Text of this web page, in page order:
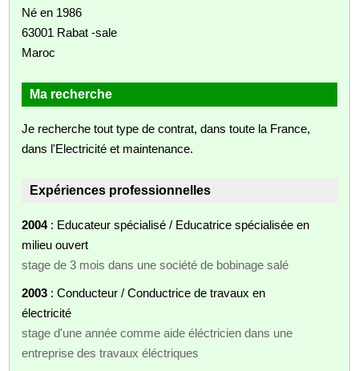
Né en 1986
63001 Rabat -sale
Maroc
Ma recherche
Je recherche tout type de contrat, dans toute la France,
dans l'Electricité et maintenance.
Expériences professionnelles
2004: Educateur spécialisé / Educatrice spécialisée en
milieu ouvert
stage de 3 mois dans une société de bobinage salé
2003 : Conducteur / Conductrice de travaux en
électricité
stage d'une année comme aide éléctricien dans une
entreprise des travaux éléctriques